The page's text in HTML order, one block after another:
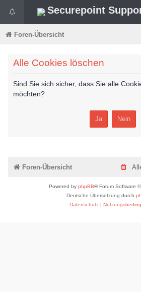
Securepoint
Foren-Übersicht
Alle Cookies löschen
Sind Sie sich sicher, dass Sie alle
möchten?
Foren-Übersicht
Powered by phpBB® Forum Software
Deutsche Übersetzung durch
Datenschutz|